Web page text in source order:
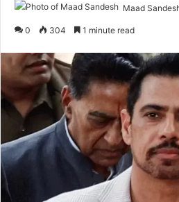
Maad
0 304 1 minute read